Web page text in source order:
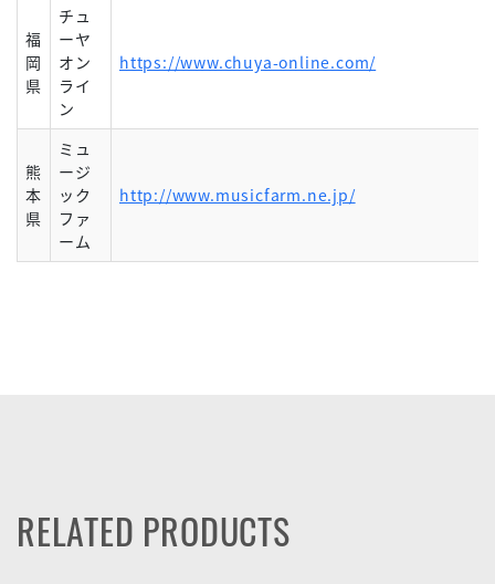
福
岡
県
チュ
ーヤ
オン
ライ
ン
https://www.chuya-online.com/
熊
本
県
ミュ
ージ
ック
ファ
ーム
http://www.musicfarm.ne.jp/
RELATED PRODUCTS